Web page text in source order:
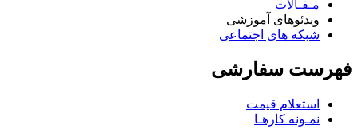
مـقـالات
ویدئوهای آموزشی
شبکه های اجتماعی
فهرست سفارشی
استعلام قیمت
نمـونه کارهـا